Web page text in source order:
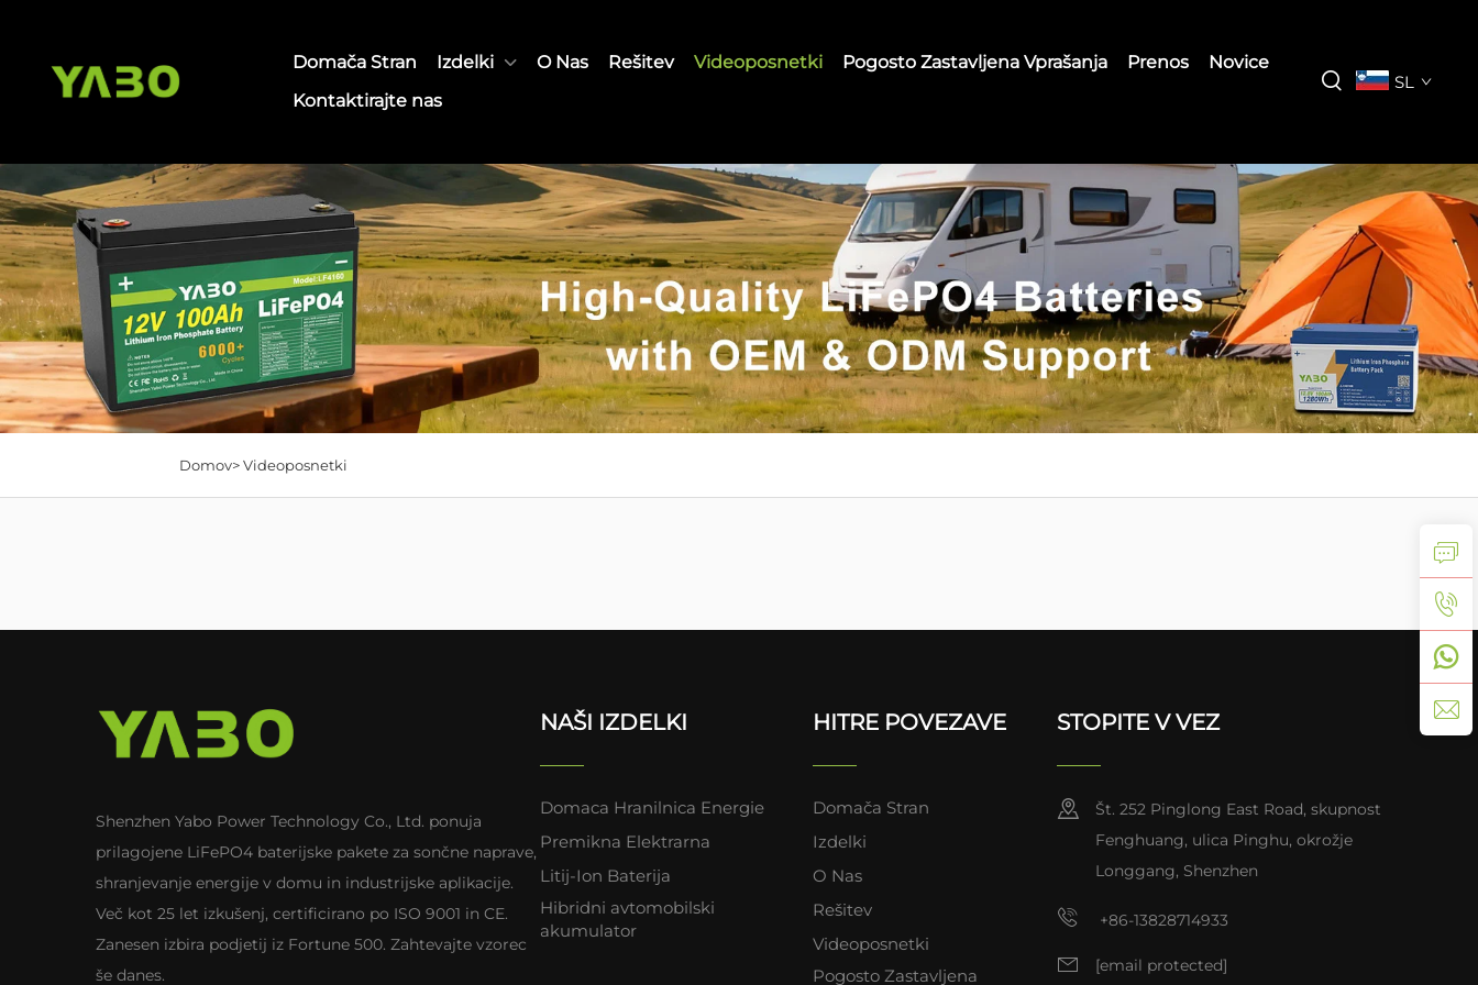
Domača Stran Izdelki O Nas Rešitev Videoposnetki Pogosto Zastavljena Vprašanja Prenos
Novice
Kontaktirajte nas
SL
Domov>Videoposnetki
Shenzhen Yabo Power Technology Co., Ltd. ponuja
prilagojene LiFePO4 baterijske pakete za sončne naprave,
shranjevanje energije v domu in industrijske aplikacije.
Več kot 25 let izkušenj, certificirano po ISO 9001 in CE.
Zanesen izbira podjetij iz Fortune 500. Zahtevajte vzorec
še danes.
NAŠI IZDELKI
Domaca Hranilnica Energie
Premikna Elektrarna
Litij-Ion Baterija
Hibridni avtomobilski
akumulator
HITRE POVEZAVE
Domača Stran
Izdelki
O Nas
Rešitev
Videoposnetki
Pogosto Zastavljena
STOPITE V VEZ
Št. 252 Pinglong East Road, skupnost
Fenghuang, ulica Pinghu, okrožje
Longgang, Shenzhen
+86-13828714933
[email protected]